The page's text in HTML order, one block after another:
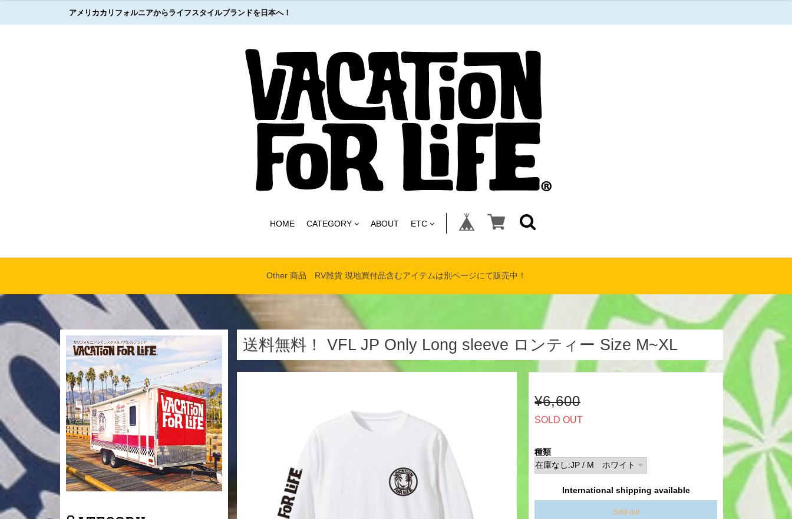
アメリカカリフォルニアからライフスタイルブランドを日本へ！
HOME CATEGORY ABOUT ETC
Other 商品 RV雑貨 現地買付品含むアイテムは別ページにて販売中！
送料無料！ VFL JP Only Long sleeve ロンティー Size M~XL
¥6,600
SOLD OUT
種類
International shipping available
Sold out